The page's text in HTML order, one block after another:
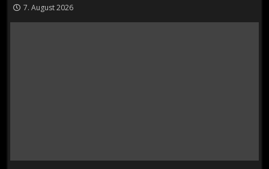
7. August 2026